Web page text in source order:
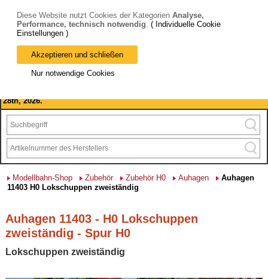
Bitte beachten Sie: wir machen Betriebsferien, vom 03. bis 28.
August 2026 haben wir geschlossen.
28th, 2026.
Modellbahn-Shop Zubehör Zubehör H0 Auhagen
Auhagen
11403 H0 Lokschuppen zweiständig
Auhagen 11403 - H0 Lokschuppen
zweiständig - Spur H0
Lokschuppen zweiständig
Diese Website nutzt Cookies der Kategorien Analyse,
Performance, technisch notwendig. ( Individuelle Cookie
Einstellungen )
Akzeptieren und schließen
Nur notwendige Cookies